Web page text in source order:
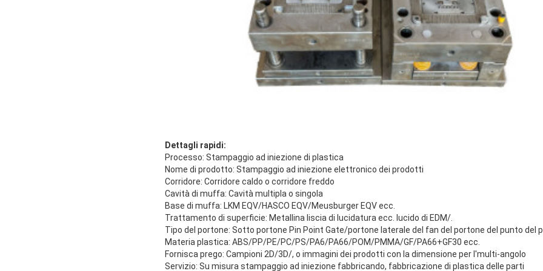
Dettagli rapidi:
Processo: Stampaggio ad iniezione di plastica
Nome di prodotto: Stampaggio ad iniezione elettronico dei prodotti
Corridore: Corridore caldo o corridore freddo
Cavità di muffa: Cavità multipla o singola
Base di muffa: LKM EQV/HASCO EQV/Meusburger EQV ecc.
Trattamento di superficie: Metallina liscia di lucidatura ecc. lucido di EDM/.
Tipo del portone: Sotto portone Pin Point Gate/portone laterale del fan del portone del punto del
Materia plastica: ABS/PP/PE/PC/PS/PA6/PA66/POM/PMMA/GF/PA66+GF30 ecc.
Fornisca prego: Campioni 2D/3D/, o immagini dei prodotti con la dimensione per l'multi-angolo
Servizio: Su misura stampaggio ad iniezione fabbricando, fabbricazione di plastica delle parti